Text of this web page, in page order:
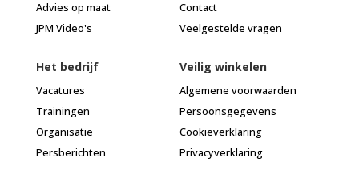
Advies op maat
JPM Video's
Contact
Veelgestelde vragen
Het bedrijf
Vacatures
Trainingen
Organisatie
Persberichten
Veilig winkelen
Algemene voorwaarden
Persoonsgegevens
Cookieverklaring
Privacyverklaring